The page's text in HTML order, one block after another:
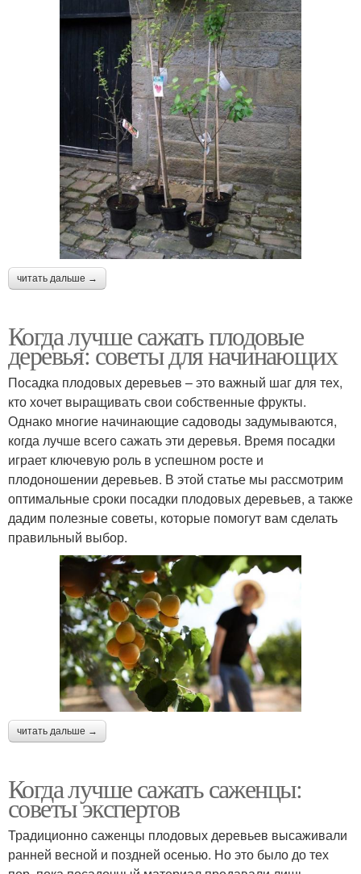
читать дальше →
Когда лучше сажать плодовые
деревья: советы для начинающих
Посадка плодовых деревьев – это важный шаг для тех,
кто хочет выращивать свои собственные фрукты.
Однако многие начинающие садоводы задумываются,
когда лучше всего сажать эти деревья. Время посадки
играет ключевую роль в успешном росте и
плодоношении деревьев. В этой статье мы рассмотрим
оптимальные сроки посадки плодовых деревьев, а также
дадим полезные советы, которые помогут вам сделать
правильный выбор.
читать дальше →
Когда лучше сажать саженцы:
советы экспертов
Традиционно саженцы плодовых деревьев высаживали
ранней весной и поздней осенью. Но это было до тех